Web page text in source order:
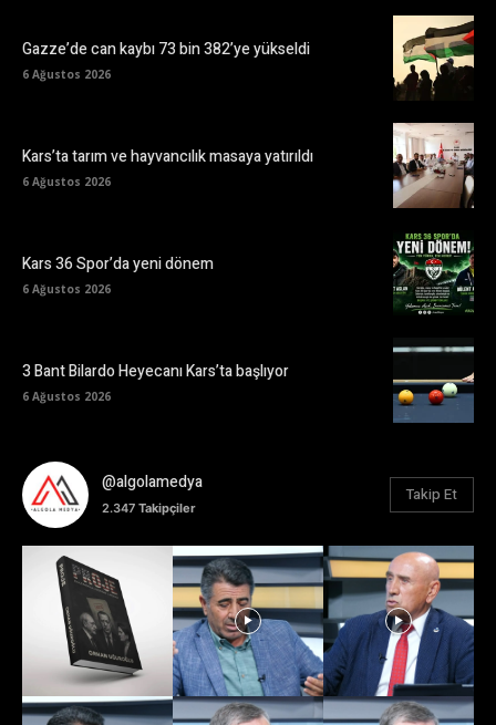
Gazze’de can kaybı 73 bin 382’ye yükseldi
6 Ağustos 2026
Kars’ta tarım ve hayvancılık masaya yatırıldı
6 Ağustos 2026
Kars 36 Spor’da yeni dönem
6 Ağustos 2026
3 Bant Bilardo Heyecanı Kars’ta başlıyor
6 Ağustos 2026
@algolamedya
2.347 Takipçiler
Takip Et